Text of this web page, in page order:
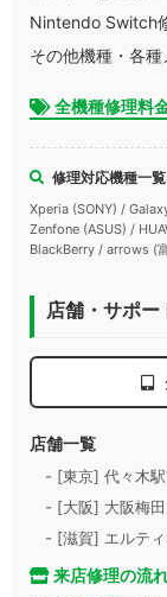
Nintendo Switch
その他機種・各種
全機種修理料
修理対応機種一
Xperia (SONY) /
Zenfone (ASUS) /
BlackBerry / arrows (
店舗・サポー
店舗一覧
- [東京] 代々木
- [大阪] 大阪梅
- [滋賀] エルテ
来店修理の流